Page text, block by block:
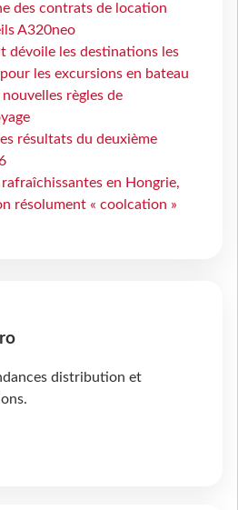
des contrats de location
A320neo
dévoile les destinations les
les excursions en bateau
règles de
résultats du deuxième
rafraîchissantes en Hongrie,
résolument « coolcation »
distribution et